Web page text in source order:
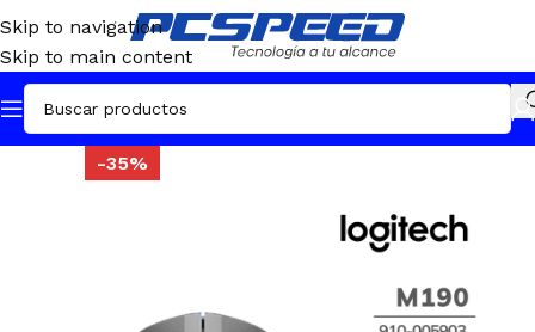
Skip to navigation
Skip to main content
-35%